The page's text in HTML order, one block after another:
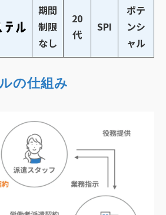
期間
制限
なし
20
代
SPI
ポテ
ンシ
ャル
の仕組み